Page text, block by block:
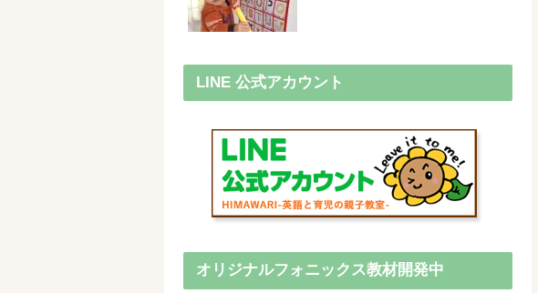
LINE 公式アカウント
オリジナルフォニックス教材開発中